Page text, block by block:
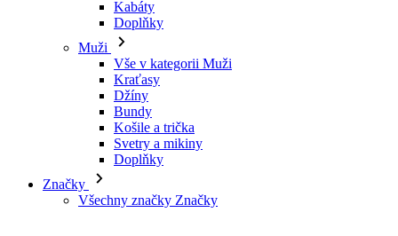
Vše v kategorii Muži
Kraťasy
Džíny
Bundy
Košile a trička
Svetry a mikiny
Doplňky
Všechny značky Značky